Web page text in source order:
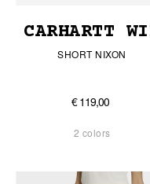
CARHARTT
SHORT NIXON
€ 119,00
2 colors